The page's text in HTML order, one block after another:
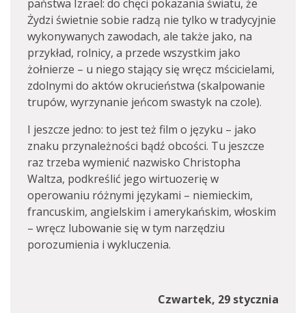
państwa Izrael: do chęci pokazania światu, że
Żydzi świetnie sobie radzą nie tylko w tradycyjnie
wykonywanych zawodach, ale także jako, na
przykład, rolnicy, a przede wszystkim jako
żołnierze – u niego stający się wręcz mścicielami,
zdolnymi do aktów okrucieństwa (skalpowanie
trupów, wyrzynanie jeńcom swastyk na czole).
I jeszcze jedno: to jest też film o języku – jako
znaku przynależności bądź obcości. Tu jeszcze
raz trzeba wymienić nazwisko Christopha
Waltza, podkreślić jego wirtuozerię w
operowaniu różnymi językami – niemieckim,
francuskim, angielskim i amerykańskim, włoskim
– wręcz lubowanie się w tym narzędziu
porozumienia i wykluczenia.
Czwartek, 29 stycznia